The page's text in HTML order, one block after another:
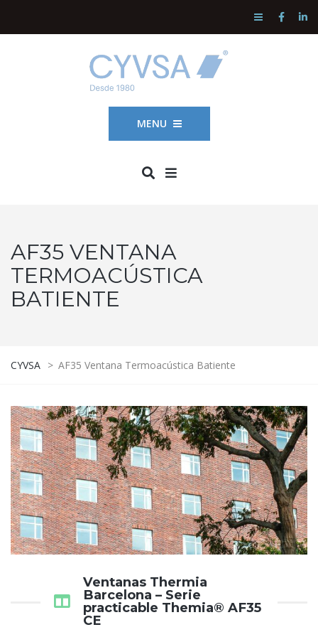
MENU
AF35 VENTANA
TERMOACÚSTICA
BATIENTE
CYVSA > AF35 Ventana Termoacústica Batiente
Ventanas Thermia
Barcelona – Serie
practicable Themia® AF35
CE